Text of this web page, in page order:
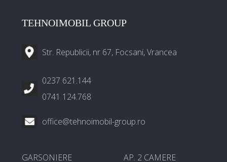
TEHNOIMOBIL GROUP
Str. Republicii, nr 67, Focsani, Vrancea
0237 621.144
0741 124.768
office@tehnoimobil-group.ro
GARSONIERE
AP. 2 CAMERE